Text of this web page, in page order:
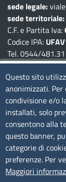
sede legale:
sede territoriale:
C.F. e Partita Iva:
Codice IPA:
Tel. 0544/
Pec:
Bandi di gara
Bilanci
Concorsi e
Procedimenti
Provvedimenti
Questo sito
anonimizzati.
condivisione e/o
installati, solo
consentono alla
questo banner,
categorie di
preferenze. Per
Maggiori